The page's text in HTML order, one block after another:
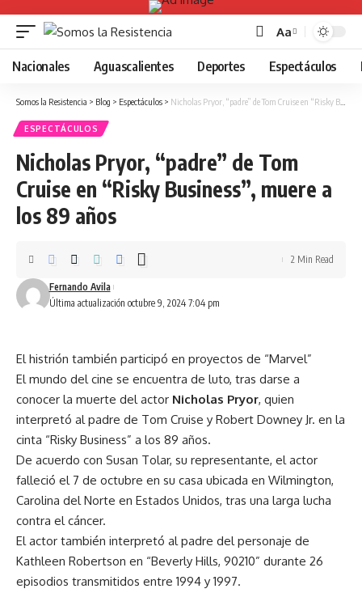
Font
Resizer
Aa
Nacionales Aguascalientes Deportes Espectáculos
Somos la Resistencia > Blog > Espectáculos > Nicholas Pryor, “padre” de Tom Cruise en “Risky Business”, muere a los 89 años
ESPECTÁCULOS
Nicholas Pryor, “padre” de Tom
Cruise en “Risky Business”, muere a
los 89 años
Última actualización octubre 9, 2024 7:04 pm
Fernando Avila
2 Min Read
El histrión también participó en proyectos de “Marvel”
El mundo del cine se encuentra de luto, tras darse a
conocer la muerte del actor Nicholas Pryor, quien
interpretó al padre de Tom Cruise y Robert Downey Jr. en la
cinta “Risky Business” a los 89 años.
De acuerdo con Susan Tolar, su representante, el actor
falleció el 7 de octubre en su casa ubicada en Wilmington,
Carolina del Norte en Estados Unidos, tras una larga lucha
contra el cáncer.
El actor también interpretó al padre del personaje de
Kathleen Robertson en “Beverly Hills, 90210” durante 26
episodios transmitidos entre 1994 y 1997.